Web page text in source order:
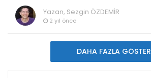
Yazan, Sezgin ÖZDEMİR
2 yıl önce
DAHA FAZLA GÖSTER